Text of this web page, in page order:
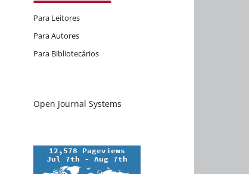
Para Leitores
Para Autores
Para Bibliotecários
Open Journal Systems